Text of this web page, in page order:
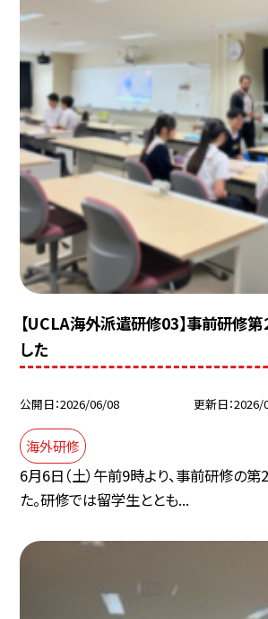
【UCLA海外派遣研修03】事前研修
した
公開日 2026/06/08 更新日 2026/
海外研修
6月6日（土）午前9時より、事前研修の
た。研修では留学生ととも...